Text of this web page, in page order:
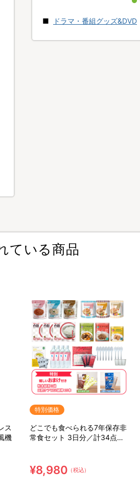
ドラマ・番組グッズ&DVD
ている商品
ス
機
特別価格
どこでも食べられる7年保存非
常食セット 3日分／計34点セ
¥8,980 （税込）